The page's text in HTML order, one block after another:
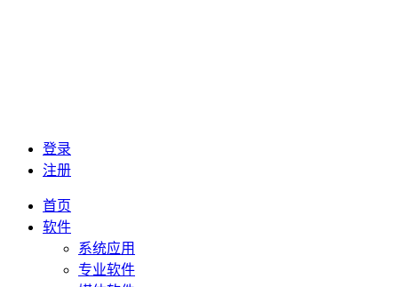
登录
注册
首页
软件
系统应用
专业软件